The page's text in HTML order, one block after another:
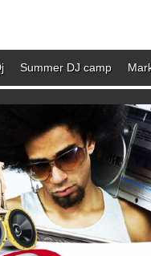
Summer DJ camp